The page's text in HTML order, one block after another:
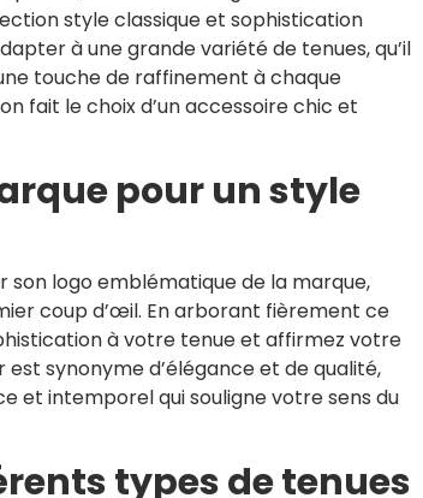
style classique et sophistication
à une grande variété de tenues, qu’il
touche de raffinement à chaque
fait le choix d’un accessoire chic et
pour un style
son logo emblématique de la marque,
coup d’œil. En arborant fièrement ce
à votre tenue et affirmez votre
synonyme d’élégance et de qualité,
et intemporel qui souligne votre sens du
types de tenues